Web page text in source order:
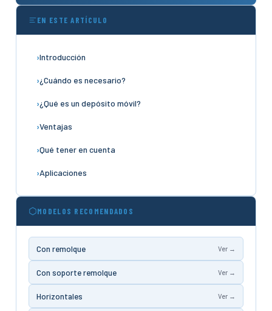
EN ESTE ARTÍCULO
Introducción
¿Cuándo es necesario?
¿Qué es un depósito móvil?
Ventajas
Qué tener en cuenta
Aplicaciones
MODELOS RECOMENDADOS
Con remolque Ver →
Con soporte remolque Ver →
Horizontales Ver →